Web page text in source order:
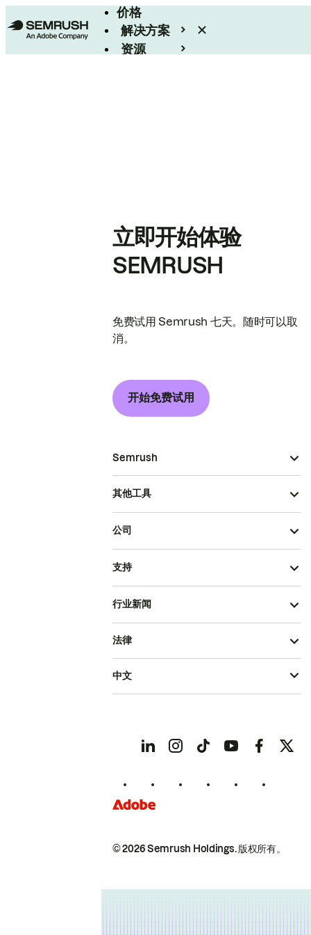
价格
解决方案
资源
立即开始体验
SEMRUSH
免费试用 Semrush 七天。随时可以取
消。
开始免费试用
Semrush
其他工具
公司
支持
行业新闻
© 2026 Semrush Holdings.版权所有。
法律
中文